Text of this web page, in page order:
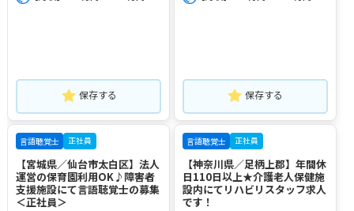
保存する 保存する
言語聴覚士 正社員
【宮城県／仙台市太白区】法人
運営の保育園利用OK♪障害者
支援施設にて言語聴覚士の募集
＜正社員＞
言語聴覚士 正社員
【神奈川県／足柄上郡】年間休
日110日以上★介護老人保健施
設内にてリハビリスタッフ求人
です！